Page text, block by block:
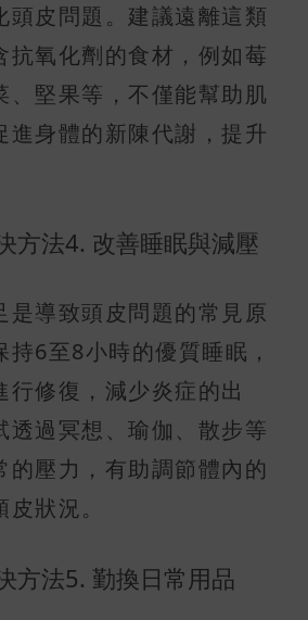
頭皮問題。建議遠離這類
抗氧化劑的食材，例如莓
、堅果等，不僅能幫助肌
進身體的新陳代謝，提升
方法4. 改善睡眠與減壓
是導致頭皮問題的常見原
持6至8小時的優質睡眠，
行修復，減少炎症的出
透過冥想、瑜伽、散步等
的壓力，有助調節體內的
狀況。
方法5. 勤換日常用品